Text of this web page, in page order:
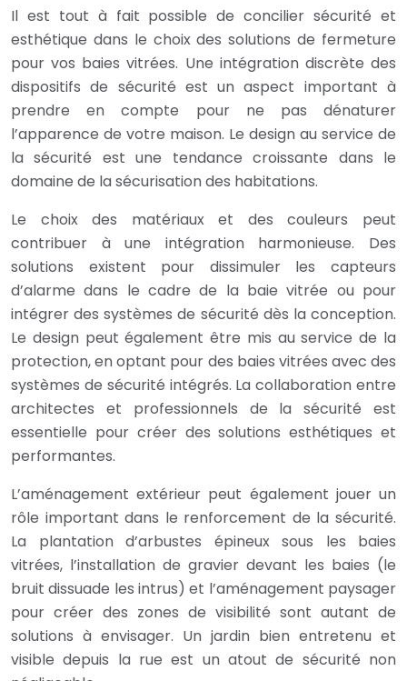
Il est tout à fait possible de concilier sécurité et
esthétique dans le choix des solutions de fermeture
pour vos baies vitrées. Une intégration discrète des
dispositifs de sécurité est un aspect important à
prendre en compte pour ne pas dénaturer
l’apparence de votre maison. Le design au service de
la sécurité est une tendance croissante dans le
domaine de la sécurisation des habitations.
Le choix des matériaux et des couleurs peut
contribuer à une intégration harmonieuse. Des
solutions existent pour dissimuler les capteurs
d’alarme dans le cadre de la baie vitrée ou pour
intégrer des systèmes de sécurité dès la conception.
Le design peut également être mis au service de la
protection, en optant pour des baies vitrées avec des
systèmes de sécurité intégrés. La collaboration entre
architectes et professionnels de la sécurité est
essentielle pour créer des solutions esthétiques et
performantes.
L’aménagement extérieur peut également jouer un
rôle important dans le renforcement de la sécurité.
La plantation d’arbustes épineux sous les baies
vitrées, l’installation de gravier devant les baies (le
bruit dissuade les intrus) et l’aménagement paysager
pour créer des zones de visibilité sont autant de
solutions à envisager. Un jardin bien entretenu et
visible depuis la rue est un atout de sécurité non